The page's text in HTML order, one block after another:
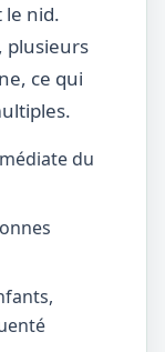
le nid.
plusieurs
ce qui
du